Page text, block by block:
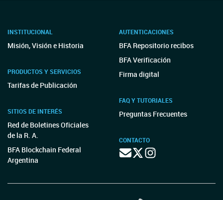
INSTITUCIONAL
Misión, Visión e Historia
PRODUCTOS Y SERVICIOS
Tarifas de Publicación
SITIOS DE INTERÉS
Red de Boletines Oficiales
de la R. A.
BFA Blockchain Federal
Argentina
AUTENTICACIONES
BFA Repositorio recibos
BFA Verificación
Firma digital
FAQ Y TUTORIALES
Preguntas Frecuentes
CONTACTO